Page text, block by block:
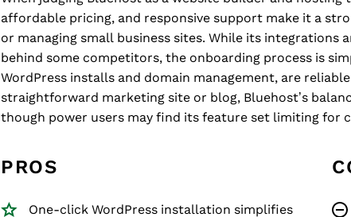
affordable pricing, and responsive support make it a
or managing small business sites. While its integrations
behind some competitors, the onboarding process is
WordPress installs and domain management, are
straightforward marketing site or blog, Bluehost’s
though power users may find its feature set limiting for
PROS
One-click WordPress installation simplifies